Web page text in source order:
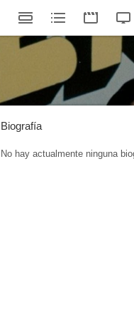
Biografía
No hay actualmente ninguna